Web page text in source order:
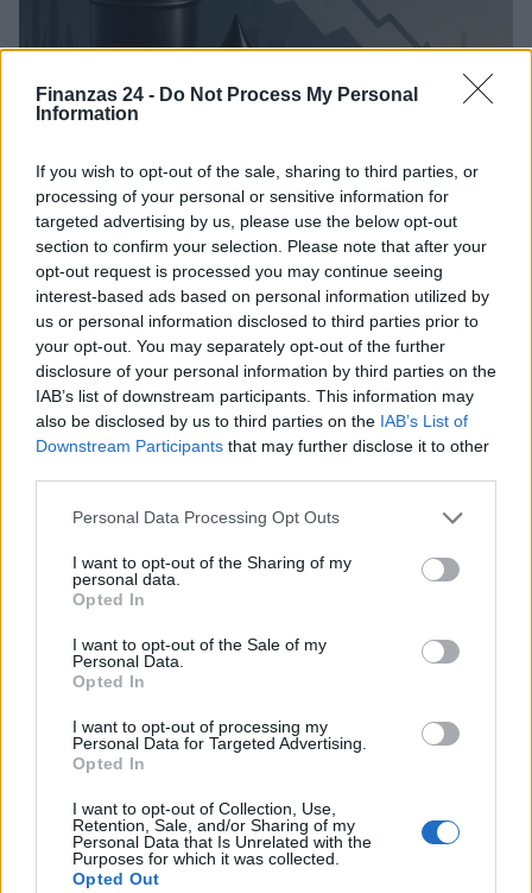
Finanzas 24 - Do Not Process My Personal
Information
If you wish to opt-out of the sale, sharing to third parties, or
processing of your personal or sensitive information for
targeted advertising by us, please use the below opt-out
section to confirm your selection. Please note that after your
opt-out request is processed you may continue seeing
interest-based ads based on personal information utilized by
us or personal information disclosed to third parties prior to
your opt-out. You may separately opt-out of the further
disclosure of your personal information by third parties on the
IAB’s list of downstream participants. This information may
also be disclosed by us to third parties on the IAB’s List of
Downstream Participants that may further disclose it to other
Please note that this website/app uses one or more Google
not limited to your visit or usage behaviour. You may click to
grant or deny consent to Google and its third-party tags to
use your data for below specified purposes in below Google
consent section.
Personal Data Processing Opt Outs
I want to opt-out of the Sharing of my
personal data.
Opted In
I want to opt-out of the Sale of my
Personal Data.
Opted In
I want to opt-out of processing my
Personal Data for Targeted Advertising.
Opted In
I want to opt-out of Collection, Use,
Retention, Sale, and/or Sharing of my
Personal Data that Is Unrelated with the
Purposes for which it was collected.
Opted Out
El Brent cae un 8.3% y arrastra a las materias primas
Lucía Herrera · 7 Ago 2026
NEWS
Brent cae un 8.3% y arrastra a las materias primas en agosto
NEWS